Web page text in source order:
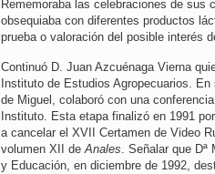
Rememoraba las celebraciones de sus
obsequiaba con diferentes productos
prueba o valoración del posible interés
Continuó D. Juan Azcuénaga Vierna
Instituto de Estudios Agropecuarios.
de Miguel, colaboró con una
Instituto. Esta etapa finalizó en 1991
a cancelar el XVII Certamen de Video
volumen XII deAnales. Señalar que Dª
y Educación, en diciembre de 1992,